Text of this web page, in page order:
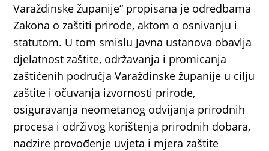
Varaždinske županije“ propisana je odredbama
Zakona o zaštiti prirode, aktom o osnivanju i
statutom. U tom smislu Javna ustanova obavlja
djelatnost zaštite, održavanja i promicanja
zaštićenih područja Varaždinske županije u cilju
zaštite i očuvanja izvornosti prirode,
osiguravanja neometanog odvijanja prirodnih
procesa i održivog korištenja prirodnih dobara,
nadzire provođenje uvjeta i mjera zaštite